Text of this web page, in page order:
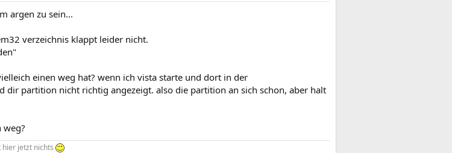
argen zu sein...
verzeichnis klappt leider nicht.
einen weg hat? wenn ich vista starte und dort in der
dir partition nicht richtig angezeigt. also die partition an sich schon, aber halt
hier jetzt nichts